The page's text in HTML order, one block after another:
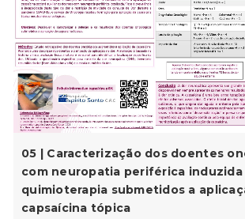
05 | Caracterização dos doentes
com neuropatia periférica induzida
quimioterapia submetidos a
capsaícina tópica